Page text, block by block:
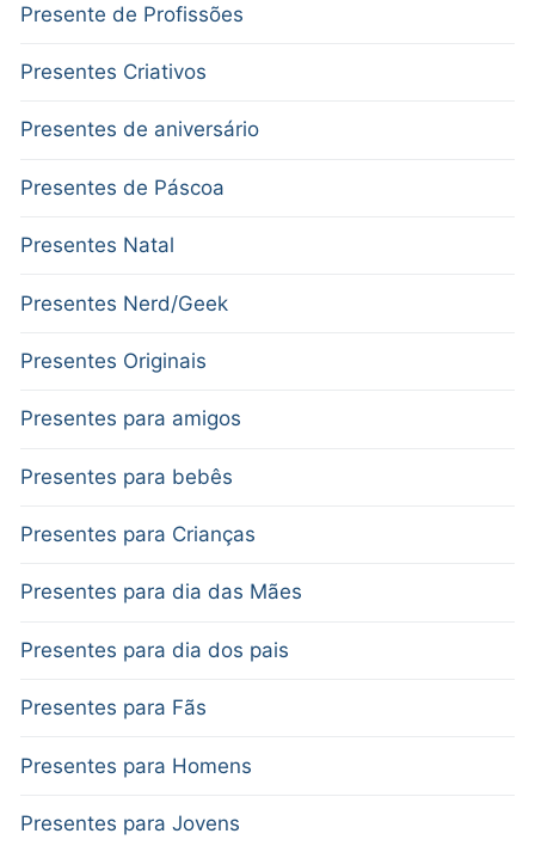
Presente de Profissões
Presentes Criativos
Presentes de aniversário
Presentes de Páscoa
Presentes Natal
Presentes Nerd/Geek
Presentes Originais
Presentes para amigos
Presentes para bebês
Presentes para Crianças
Presentes para dia das Mães
Presentes para dia dos pais
Presentes para Fãs
Presentes para Homens
Presentes para Jovens